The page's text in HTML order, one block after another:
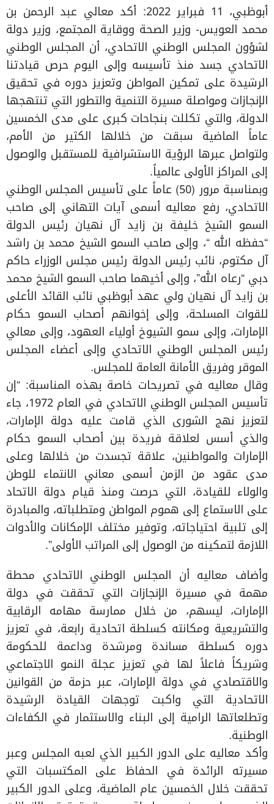
أبوظبي، 11 فبراير 2022: أكد معالي عبد الرحمن بن
محمد العويس- وزير الصحة ووقاية المجتمع، وزير دولة
لشؤون المجلس الوطني الاتحادي، أن المجلس الوطني
الاتحادي جسد منذ تأسيسه وإلى اليوم حرص قيادتنا
الرشيدة على تمكين المواطن وتعزيز دوره في تحقيق
الإنجازات ومواصلة مسيرة التنمية والتطور التي تنتهجها
الدولة، والتي تكللت بنجاحات كبرى على مدى الخمسين
عاماً الماضية سبقت من خلالها الكثير من الأمم،
ولتواصل عبرها الرؤية الاستشرافية للمستقبل والوصول
إلى المراكز الأولى عالمياً.
وبمناسبة مرور (50) عاماً على تأسيس المجلس الوطني
الاتحادي، رفع معاليه أسمى آيات التهاني إلى صاحب
السمو الشيخ خليفة بن زايد آل نهيان رئيس الدولة
“حفظه الله “، وإلى صاحب السمو الشيخ محمد بن راشد
آل مكتوم، نائب رئيس الدولة رئيس مجلس الوزراء حاكم
دبي “رعاه الله”، وإلى أخيهما صاحب السمو الشيخ محمد
بن زايد آل نهيان ولي عهد أبوظبي نائب القائد الأعلى
للقوات المسلحة، وإلى إخوانهم أصحاب السمو حكام
الإمارات، وإلى سمو الشيوخ أولياء العهود، وإلى معالي
رئيس المجلس الوطني الاتحادي وإلى أعضاء المجلس
الموقر وفريق الأمانة العامة للمجلس.
وقال معاليه في تصريحات خاصة بهذه المناسبة: “إن
تأسيس المجلس الوطني الاتحادي في العام 1972، جاء
لتعزيز نهج الشورى الذي قامت عليه دولة الإمارات،
والذي أسس لعلاقة فريدة بين أصحاب السمو حكام
الإمارات والمواطنين، علاقة تجسدت من خلالها وعلى
مدى عقود من الزمن أسمى معاني الانتماء للوطن
والولاء للقيادة، التي حرصت ومنذ قيام دولة الاتحاد
على الاستماع إلى هموم المواطن ومتطلباته، والمبادرة
إلى تلبية احتياجاته، وتوفير مختلف الإمكانات والأدوات
اللازمة لتمكينه من الوصول إلى المراتب الأولى”.
وأضاف معاليه أن المجلس الوطني الاتحادي محطة
مهمة في مسيرة الإنجازات التي تحققت في دولة
الإمارات، ليسهم، من خلال ممارسة مهامه الرقابية
والتشريعية ومكانته كسلطة اتحادية رابعة، في تعزيز
دوره كسلطة مساندة ومرشدة وداعمة للحكومة
وشريكاً فاعلاً لها في تعزيز عجلة النمو الاجتماعي
والاقتصادي في دولة الإمارات، عبر حزمة من القوانين
الاتحادية التي واكبت توجهات القيادة الرشيدة
وتطلعاتها الرامية إلى البناء والاستثمار في الكفاءات
الوطنية.
وأكد معاليه على الدور الكبير الذي لعبه المجلس وعبر
مسيرته الرائدة في الحفاظ على المكتسبات التي
تحققت خلال الخمسين عام الماضية، وعلى الدور الكبير